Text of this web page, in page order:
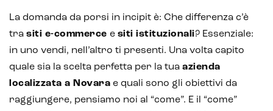
Intelligenza Artificiale e AR VR -
Metaverso
IoT (Internet of Things)
La domanda da porsi in incipit è: Che differenza c’è
tra siti e-commerce e siti istituzionali? Essenziale:
in uno vendi, nell’altro ti presenti. Una volta capito
quale sia la scelta perfetta per la tua azienda
localizzata a Novara e quali sono gli obiettivi da
raggiungere, pensiamo noi al “come”. E il “come”